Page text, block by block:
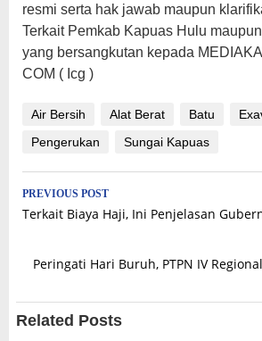
resmi serta hak jawab maupun
Terkait Pemkab Kapuas Hulu
yang bersangkutan kepada
COM ( Icg )
Air Bersih Alat Berat Batu
Pengerukan
Sungai Kapuas
Post
navigation
PREVIOUS POST
Terkait Biaya Haji, Ini Penjelasan
Peringati Hari Buruh, PTPN IV
Related Posts